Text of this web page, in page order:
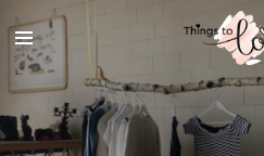
Ga
direct
naar
de
hoofdinhoud